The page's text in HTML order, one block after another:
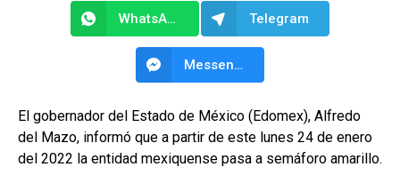
WhatsApp Telegram
Messenger
El gobernador del Estado de México (Edomex), Alfredo
del Mazo, informó que a partir de este lunes 24 de enero
del 2022 la entidad mexiquense pasa a semáforo amarillo.